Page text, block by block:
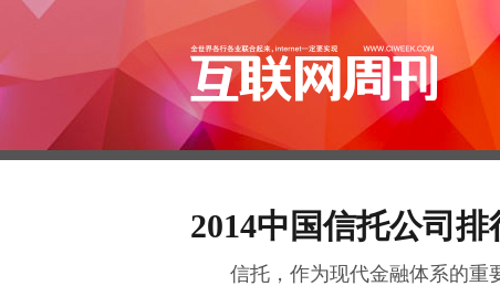
2014中国信托公司排
信托，作为现代金融体系的重要